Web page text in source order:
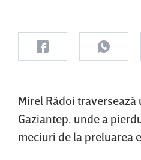
Mirel Rădoi
Gaziantep, unde a
meciuri de la preluarea